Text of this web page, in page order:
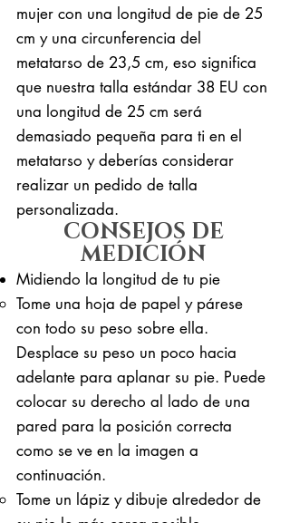
mujer con una longitud de pie de 25
cm y una circunferencia del
metatarso de 23,5 cm, eso significa
que nuestra talla estándar 38 EU con
una longitud de 25 cm será
demasiado pequeña para ti en el
metatarso y deberías considerar
realizar un pedido de talla
personalizada.
CONSEJOS DE
MEDICIÓN
Midiendo la longitud de tu pie
Tome una hoja de papel y párese
con todo su peso sobre ella. ​
Desplace su peso un poco hacia
adelante para aplanar su pie. Puede
colocar su derecho al lado de una
pared para la posición correcta
como se ve en la imagen a
continuación.
Tome un lápiz y dibuje alrededor de